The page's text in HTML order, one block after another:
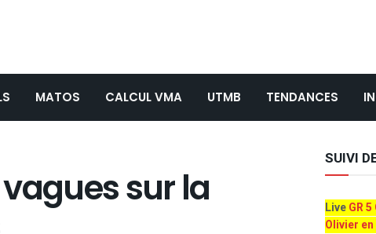
MATOS CALCUL VMA UTMB TENDANCES
sur la
SUIVI
LiveGR
Olivier